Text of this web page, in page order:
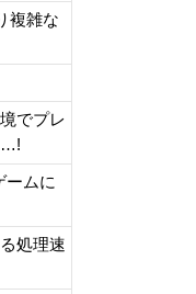
複雑な
でプレ
…!
ムに
処理速